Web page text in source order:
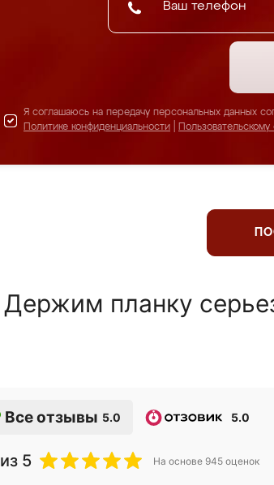
Я соглашаюсь на передачу персональных данных
Политике конфиденциальности
Держим планку
Все отзывы 5.0 5.0
из 5 На основе 945 оценок